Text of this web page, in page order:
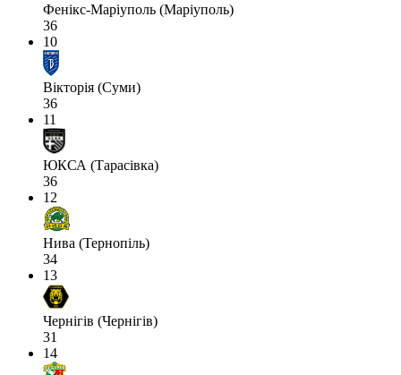
Фенікс-Маріуполь (Маріуполь)
36
10
Вікторія (Суми)
36
11
ЮКСА (Тарасівка)
36
12
Нива (Тернопіль)
34
13
Чернігів (Чернігів)
31
14